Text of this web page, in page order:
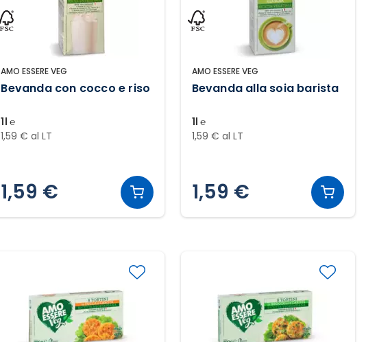
AMO ESSERE VEG
Bevanda con cocco e riso
1l ℮
1,59 € al LT
1,59 €
AMO ESSERE VEG
Bevanda alla soia barista
1l ℮
1,59 € al LT
1,59 €